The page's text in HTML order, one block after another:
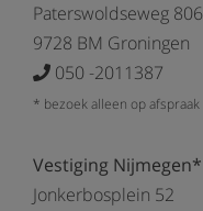
Paterswoldseweg 806
9728 BM Groningen
050 -2011387
* bezoek alleen op afspraak
Vestiging Nijmegen*
Jonkerbosplein 52